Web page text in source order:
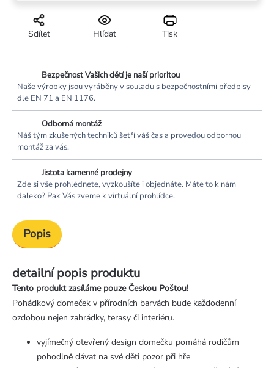
Tisk
Hlídat
Sdílet
Bezpečnost Vašich dětí je naší prioritou
Naše výrobky jsou vyráběny v souladu s bezpečnostními předpisy
dle EN 71 a EN 1176.
Odborná montáž
Náš tým zkušených techniků šetří váš čas a provedou odbornou
montáž za vás.
Jistota kamenné prodejny
Zde si vše prohlédnete, vyzkoušíte i objednáte. Máte to k nám
daleko? Pak Vás zveme k virtuální prohlídce.
Popis
detailní popis produktu
Tento produkt zasíláme pouze Českou Poštou!
Pohádkový domeček v přírodních barvách bude každodenní
ozdobou nejen zahrádky, terasy či interiéru.
vyjímečný otevřený design domečku pomáhá rodičům
pohodlně dávat na své děti pozor při hře